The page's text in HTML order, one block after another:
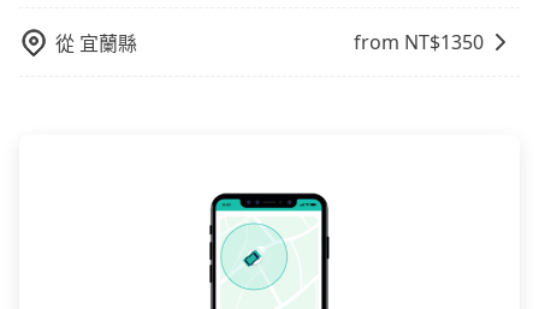
用到不熟悉的司機或者轉單給其他車行的情況比同行更
從 宜蘭縣 from NT$1350